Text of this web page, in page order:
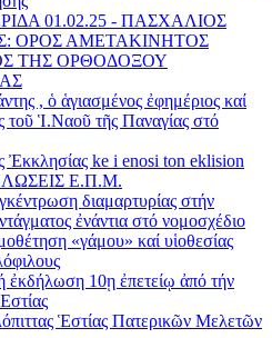
01.02.25 - ΠΑΣΧΑΛΙΟΣ
ΟΡΟΣ ΑΜΕΤΑΚΙΝΗΤΟΣ
ΤΗΣ ΟΡΘΟΔΟΞΟΥ
, ὁ ἁγιασμένος ἐφημέριος καί
τοῦ Ἱ.Ναοῦ τῆς Παναγίας στό
Ἐκκλησίας ke i enosi ton eklision
Ε.Π.Μ.
διαμαρτυρίας στήν
ἐνάντια στό νομοσχέδιο
«γάμου» καί υἱοθεσίας
ἐκδήλωση 10ῃ ἐπετείῳ ἀπό τήν
Ἑστίας Πατερικῶν Μελετῶν